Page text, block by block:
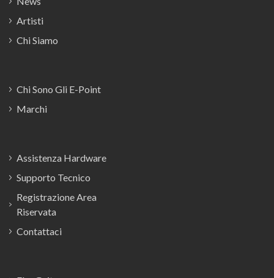
Artisti
Chi Siamo
Chi Sono Gli E-Point
Marchi
Assistenza Hardware
Supporto Tecnico
Registrazione Area
Riservata
Contattaci